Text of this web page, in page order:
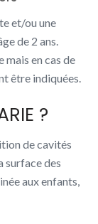
et/ou une
de 2 ans.
mais en cas de
être indiquées.
?
de cavités
surface des
aux enfants,